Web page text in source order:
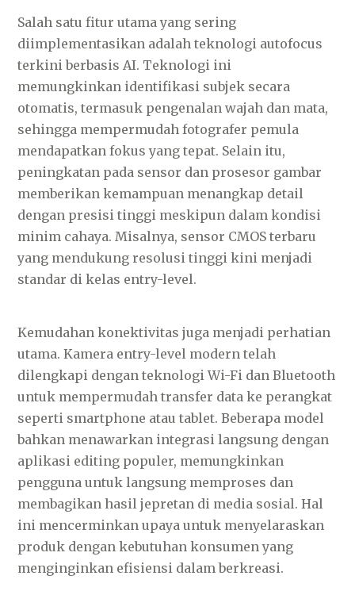
Salah satu fitur utama yang sering
diimplementasikan adalah teknologi autofocus
terkini berbasis AI. Teknologi ini
memungkinkan identifikasi subjek secara
otomatis, termasuk pengenalan wajah dan mata,
sehingga mempermudah fotografer pemula
mendapatkan fokus yang tepat. Selain itu,
peningkatan pada sensor dan prosesor gambar
memberikan kemampuan menangkap detail
dengan presisi tinggi meskipun dalam kondisi
minim cahaya. Misalnya, sensor CMOS terbaru
yang mendukung resolusi tinggi kini menjadi
standar di kelas entry-level.
Kemudahan konektivitas juga menjadi perhatian
utama. Kamera entry-level modern telah
dilengkapi dengan teknologi Wi-Fi dan Bluetooth
untuk mempermudah transfer data ke perangkat
seperti smartphone atau tablet. Beberapa model
bahkan menawarkan integrasi langsung dengan
aplikasi editing populer, memungkinkan
pengguna untuk langsung memproses dan
membagikan hasil jepretan di media sosial. Hal
ini mencerminkan upaya untuk menyelaraskan
produk dengan kebutuhan konsumen yang
menginginkan efisiensi dalam berkreasi.